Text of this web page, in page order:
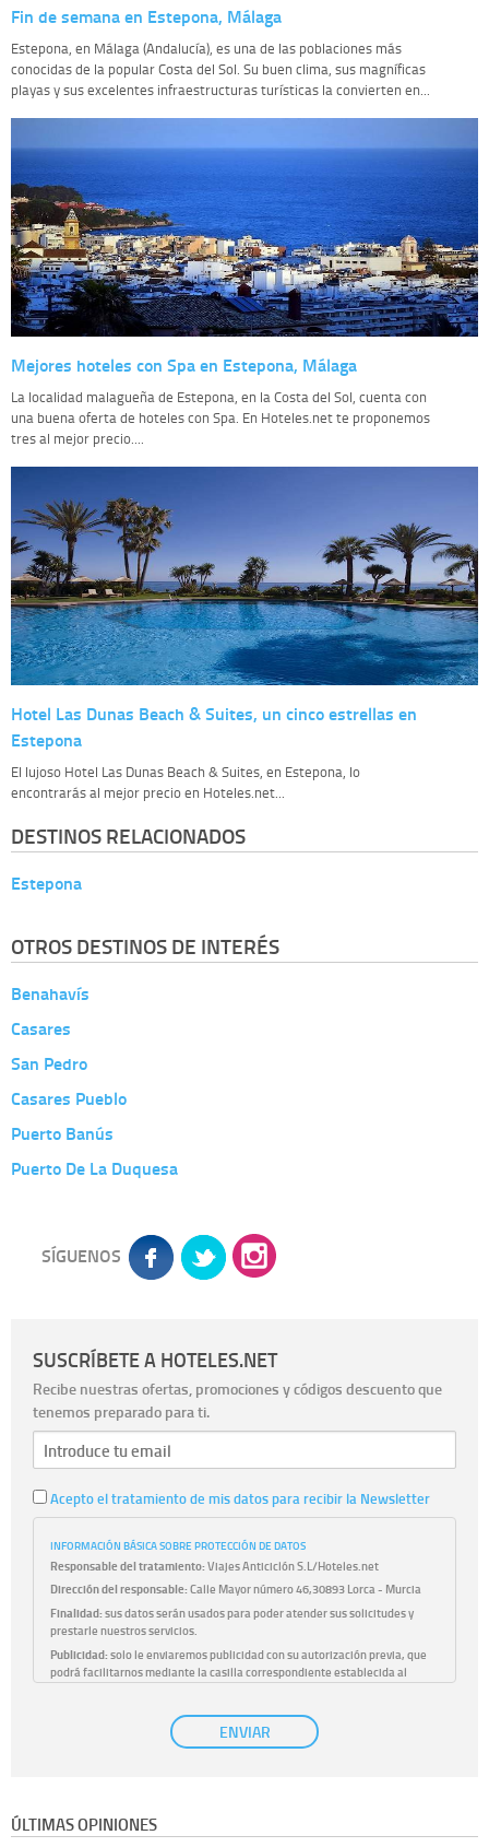
Fin de semana en Estepona, Málaga
Estepona, en Málaga (Andalucía), es una de las poblaciones más
conocidas de la popular Costa del Sol. Su buen clima, sus magníficas
playas y sus excelentes infraestructuras turísticas la convierten en...
Mejores hoteles con Spa en Estepona, Málaga
La localidad malagueña de Estepona, en la Costa del Sol, cuenta con
una buena oferta de hoteles con Spa. En Hoteles.net te proponemos
tres al mejor precio....
Hotel Las Dunas Beach & Suites, un cinco estrellas en
Estepona
El lujoso Hotel Las Dunas Beach & Suites, en Estepona, lo
encontrarás al mejor precio en Hoteles.net...
DESTINOS RELACIONADOS
Estepona
OTROS DESTINOS DE INTERÉS
Benahavís
Casares
San Pedro
Casares Pueblo
Puerto Banús
Puerto De La Duquesa
SÍGUENOS
SUSCRÍBETE A HOTELES.NET
Recibe nuestras ofertas, promociones y códigos descuento que
tenemos preparado para ti.
Acepto el tratamiento de mis datos para recibir la Newsletter
INFORMACIÓN BÁSICA SOBRE PROTECCIÓN DE DATOS
Responsable del tratamiento:Viajes Anticiclón S.L/Hoteles.net
Dirección del responsable:Calle Mayor número 46,30893 Lorca - Murcia
Finalidad:sus datos serán usados para poder atender sus solicitudes y
prestarle nuestros servicios.
Publicidad:solo le enviaremos publicidad con su autorización previa, que
podrá facilitarnos mediante la casilla correspondiente establecida al
únicamente trataremos sus datos con su consentimiento
previo, que podrá facilitarnos mediante la casilla correspondiente
Derechos:tiene derecho a saber qué información tenemos sobre usted,
ENVIAR
ÚLTIMAS OPINIONES